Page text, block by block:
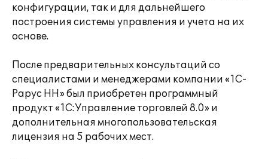
конфигурации, так и для дальнейшего
построения системы управления и учета на их
основе.
После предварительных консультаций со
специалистами и менеджерами компании «1С-
Рарус НН» был приобретен программный
продукт «1С:Управление торговлей 8.0» и
дополнительная многопользовательская
лицензия на 5 рабочих мест.